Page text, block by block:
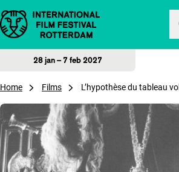
Direct naar inhoud
28 jan – 7 feb 2027
Home Films L’hypothèse du tableau